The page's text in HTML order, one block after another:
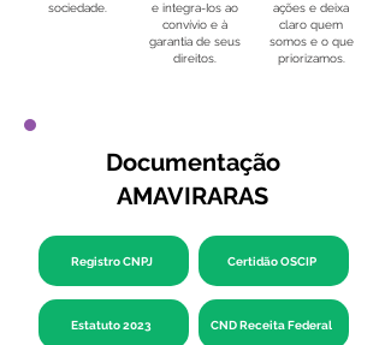
sociedade.
e integra-Ios ao
convívio e à
garantia de seus
direitos.
ações e deixa
claro quem
somos e o que
priorizamos.
Documentação
AMAVIRARAS
Registro CNPJ Certidão OSCIP
Estatuto 2023 CND Receita Federal